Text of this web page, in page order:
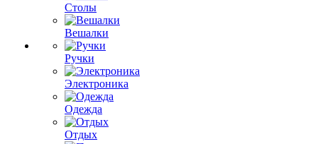
Столы
Вешалки
Ручки
Электроника
Одежда
Отдых